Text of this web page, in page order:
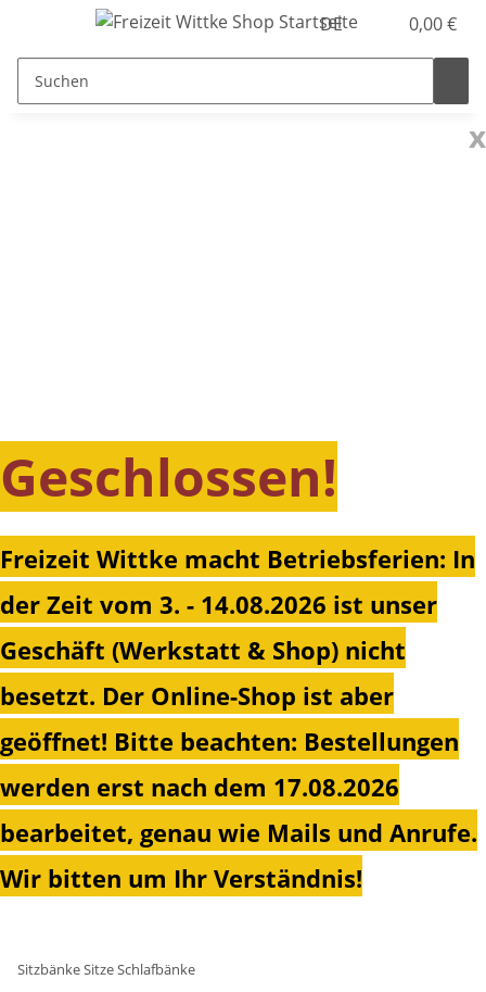
DE 0,00 €
x
Geschlossen!
Freizeit Wittke macht Betriebsferien: In
der Zeit vom 3. - 14.08.2026 ist unser
Geschäft (Werkstatt & Shop) nicht
besetzt. Der Online-Shop ist aber
geöffnet! Bitte beachten: Bestellungen
werden erst nach dem 17.08.2026
bearbeitet, genau wie Mails und Anrufe.
Wir bitten um Ihr Verständnis!
Sitzbänke Sitze Schlafbänke